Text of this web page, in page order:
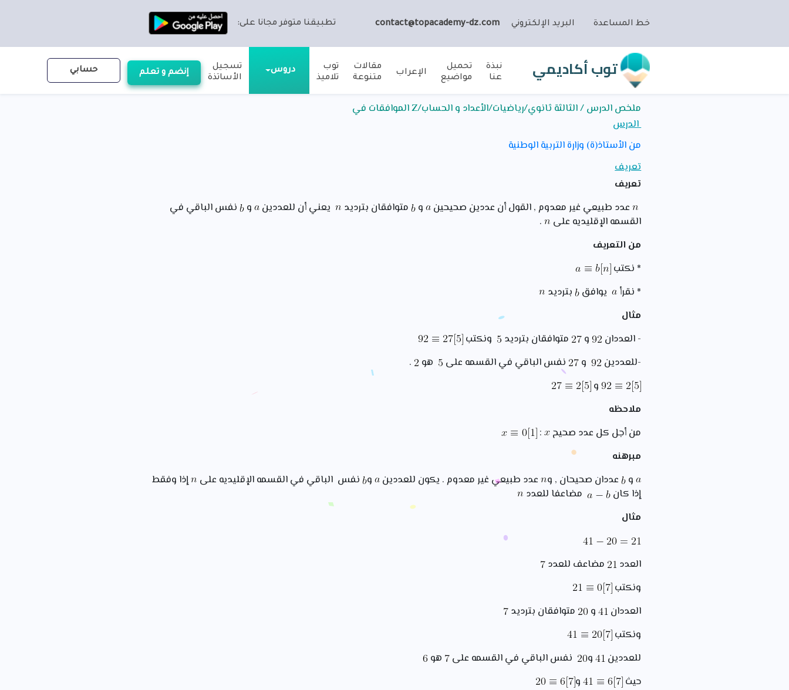
خط المساعدة البريد الإلكتروني contact@topacademy-dz.com تطبيقنا متوفر مجانا على:
توب أكاديمي
نبذة
عنا
تحميل
مواضيع
الإعراب
مقالات
متنوعة
توب
تلاميذ
دروس
تسجيل
الأساتذة
إنضم و تعلم حسابي
ملخص الدرس / الثالثة ثانوي/رياضيات/الأعداد و الحساب/Z الموافقات في
الدرس
من الأستاذ(ة) وزارة التربية الوطنية
تعريف
تعريف
عدد طبيعي غير معدوم , القول أن عددين صحيحين و متوافقان بترديد يعني أن للعددين و نفس الباقي في
القسمه الإقليديه على
.
من التعريف
* نكتب
* نقرأ يوافق بترديد
مثال
- العددان
و متوافقان بترديد
ونكتب
-للعددين
و نفس الباقي في القسمه على هو
.
و
ملاحظه
من أجل كل عدد صحيح :
مبرهنه
و عددان صحيحان , و عدد طبيعي غير معدوم . يكون للعددين و نفس الباقي في القسمه الإقليديه على
إذا وفقط
إذا كان
مضاعفا للعدد
مثال
العدد
مضاعف للعدد
ونكتب
العددان
و
متوافقان بترديد
ونكتب
للعددين
و نفس الباقي في القسمه على
هو
حيث
و